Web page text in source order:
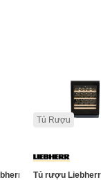
-182 chai
WPgbi 5283
Tủ Rượu
Tủ rượu